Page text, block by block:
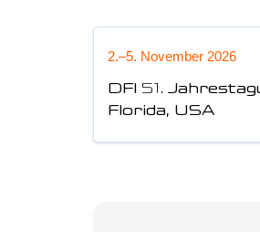
2.–5. November 2026
DFI 51.
Florida, USA